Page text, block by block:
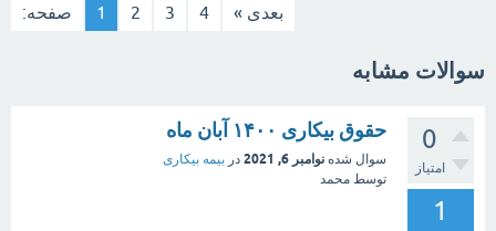
صفحه: 1 2 3 4 بعدی »
سوالات مشابه
0
امتیاز
1
حقوق بیکاری ۱۴۰۰ آبان ماه
سوال شده نوامبر 6, 2021 در بیمه بیکاری
توسط محمد